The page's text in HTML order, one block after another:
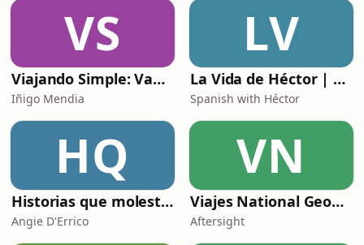
VS
Viajando Simple: Van Life y furgonetas camper
Iñigo Mendia
LV
La Vida de Héctor | Comprehensible Spanish Podcast
Spanish with Héctor
HQ
Historias que molestan
Angie D'Errico
VN
Viajes National Geographic
Aftersight